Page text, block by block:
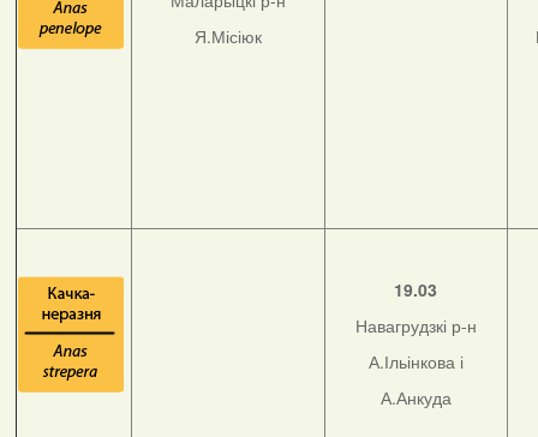
Я.Місіюк
19.03
Навагрудзкі р-н
А.Ільінкова і
А.Анкуда